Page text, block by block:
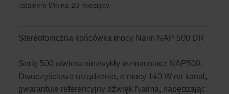
ratalnym 0% na 20 miesięcy.
Stereofoniczna końcówka mocy Naim NAP 500 DR
Serię 500 otwiera niezwykły wzmacniacz NAP500.
Dwuczęściowe urządzenie, o mocy 140 W na kanał,
gwarantuje referencyjny dźwięk Naima, napędzając